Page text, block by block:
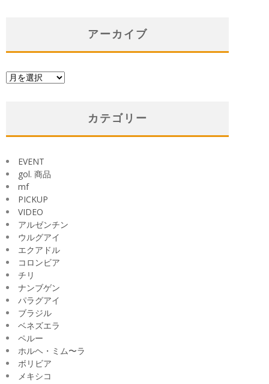
アーカイブ
ア
カテゴリー
EVENT
gol. 商品
mf
PICKUP
VIDEO
アルゼンチン
ウルグアイ
エクアドル
コロンビア
チリ
ナンブゲン
パラグアイ
ブラジル
ベネズエラ
ペルー
ホルヘ・ミム〜ラ
ボリビア
メキシコ